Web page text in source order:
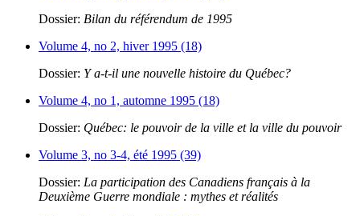
Dossier: Bilan du référendum de 1995
Volume 4, no 2, hiver 1995 (18)
Dossier: Y a-t-il une nouvelle histoire du Québec?
Volume 4, no 1, automne 1995 (18)
Dossier: Québec: le pouvoir de la ville et la ville du pouvoir
Volume 3, no 3-4, été 1995 (39)
Dossier: La participation des Canadiens français à la
Deuxième Guerre mondiale : mythes et réalités